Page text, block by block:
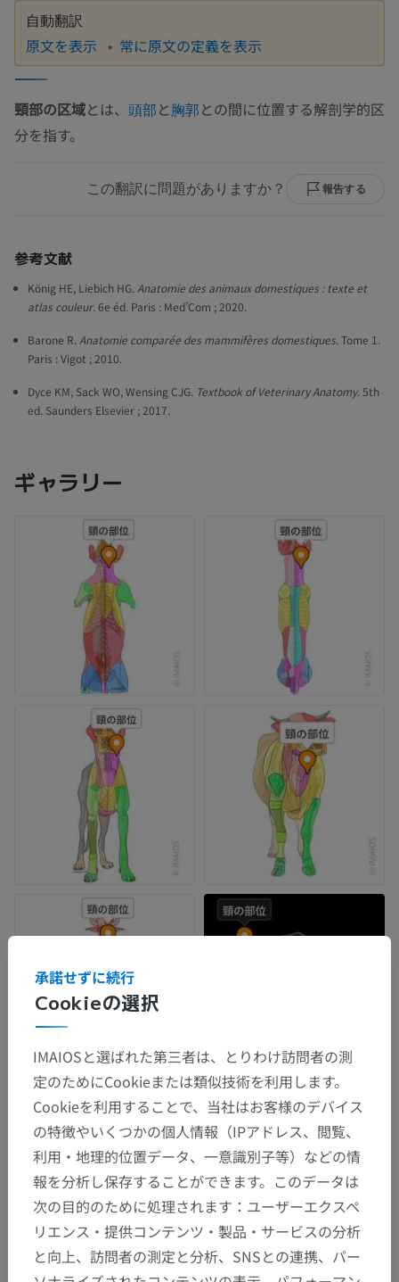
自動翻訳
原文を表示 常に原文の定義を表示
頸部の区域とは、 頭部と胸郭との間に位置する解剖学的区
分を指す。
この翻訳に問題がありますか？ 報告する
参考文献
König HE, Liebich HG. Anatomie des animaux domestiques : texte et
atlas couleur. 6e éd. Paris : Med’Com ; 2020.
Barone R. Anatomie comparée des mammifères domestiques. Tome 1.
Paris : Vigot ; 2010.
Dyce KM, Sack WO, Wensing CJG. Textbook of Veterinary Anatomy. 5th
ed. Saunders Elsevier ; 2017.
ギャラリー
Cookieの選択
承諾せずに続行
IMAIOSと選ばれた第三者は、とりわけ訪問者の測
定のためにCookieまたは類似技術を利用します。
Cookieを利用することで、当社はお客様のデバイス
の特徴やいくつかの個人情報（IPアドレス、閲覧、
利用・地理的位置データ、一意識別子等）などの情
報を分析し保存することができます。このデータは
次の目的のために処理されます：ユーザーエクスペ
リエンス・提供コンテンツ・製品・サービスの分析
と向上、訪問者の測定と分析、SNSとの連携、パー